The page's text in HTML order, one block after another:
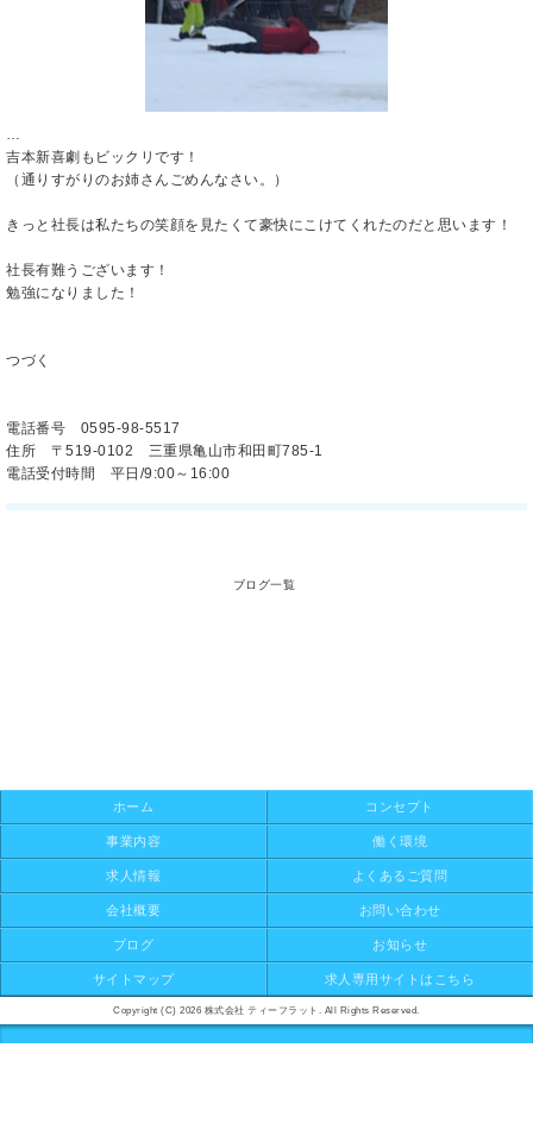
…
吉本新喜劇もビックリです！
（通りすがりのお姉さんごめんなさい。）
きっと社長は私たちの笑顔を見たくて豪快にこけてくれたのだと思います！
社長有難うございます！
勉強になりました！
つづく
電話番号 0595-98-5517
住所 〒519-0102 三重県亀山市和田町785-1
電話受付時間 平日/9:00～16:00
ブログ一覧
ホーム コンセプト
事業内容 働く環境
求人情報 よくあるご質問
会社概要 お問い合わせ
ブログ お知らせ
サイトマップ 求人専用サイトはこちら
Copyright (C) 2026 株式会社 ティーフラット. All Rights Reserved.